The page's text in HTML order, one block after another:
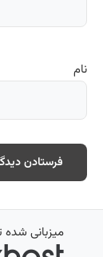
نام
میزبانی